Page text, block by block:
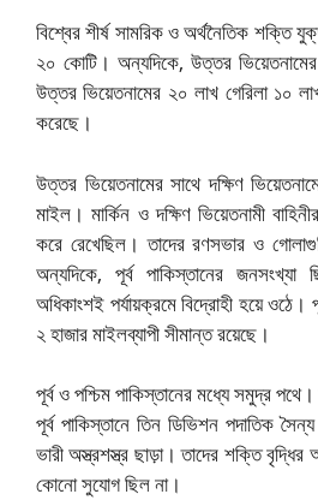
বিশ্বের শীর্ষ সামরিক ও অর্থনৈতিক শক্তি
২০ কোটি। অন্যদিকে, উত্তর
উত্তর ভিয়েতনামের ২০ লাখ গেরিলা ১০
করেছে।
উত্তর ভিয়েতনামের সাথে দক্ষিণ
মাইল। মার্কিন ও দক্ষিণ ভিয়েতনামী
করে রেখেছিল। তাদের রণসভার ও
অন্যদিকে, পূর্ব পাকিস্তানের
অধিকাংশই পর্যায়ক্রমে বিদ্রোহী হয়ে ওঠে।
২ হাজার মাইলব্যাপী সীমান্ত রয়েছে।
পূর্ব ও পশ্চিম পাকিস্তানের মধ্যে সমুদ্র পথে।
পূর্ব পাকিস্তানে তিন ডিভিশন পদাতিক
ভারী অস্ত্রশস্ত্র ছাড়া। তাদের শক্তি বৃদ্ধির
কোনো সুযোগ ছিল না।